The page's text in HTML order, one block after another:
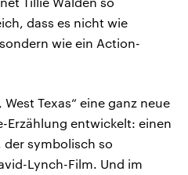
dass es nicht wie
wie ein Action-
Texas“ eine ganz neue
Erzählung entwickelt: einen
der symbolisch so
Lynch-Film. Und im